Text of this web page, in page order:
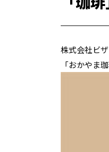
株式会社ビ
「おかやま